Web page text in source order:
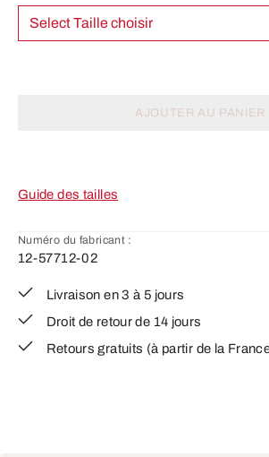
Select Taille choisir
AJOUTER AU PANIER
Guide des tailles
Numéro du fabricant :
12-57712-02
Livraison en 3 à 5 jours
Droit de retour de 14 jours
Retours gratuits (à partir de la